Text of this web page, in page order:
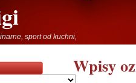
sport od kuchni,
Wpisy